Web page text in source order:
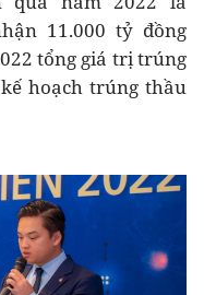
11.000 tỷ đồng
tổng giá trị trúng
hoạch trúng thầu